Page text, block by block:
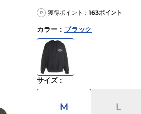
P 獲得ポイント： 163ポイント
カラー ： ブラック
サイズ：
M L